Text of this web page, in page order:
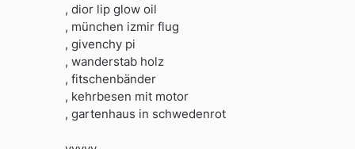
, dior lip glow oil
, münchen izmir flug
, givenchy pi
, wanderstab holz
, fitschenbänder
, kehrbesen mit motor
, gartenhaus in schwedenrot